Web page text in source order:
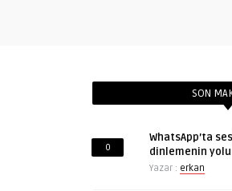
SON
0
WhatsApp’ta
dinlemenin yolu
Yazar : erkan